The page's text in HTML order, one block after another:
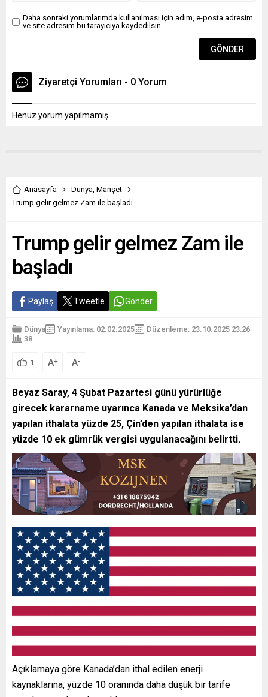
Daha sonraki yorumlarımda kullanılması için adım, e-posta adresim
ve site adresim bu tarayıcıya kaydedilsin.
Ziyaretçi Yorumları - 0 Yorum
Henüz yorum yapılmamış.
Anasayfa Dünya, Manşet
Trump gelir gelmez Zam ile başladı
Trump gelir gelmez Zam ile
başladı
Paylaş Tweetle Gönder
Dünya Yayınlama: 02.02.2025
Düzenleme: 23.10.2025 23:26
38
1 A+ A-
Beyaz Saray, 4 Şubat Pazartesi günü yürürlüğe
girecek kararname uyarınca Kanada ve Meksika’dan
yapılan ithalata yüzde 25, Çin’den yapılan ithalata ise
yüzde 10 ek gümrük vergisi uygulanacağını belirtti.
Açıklamaya göre Kanada’dan ithal edilen enerji
kaynaklarına, yüzde 10 oranında daha düşük bir tarife